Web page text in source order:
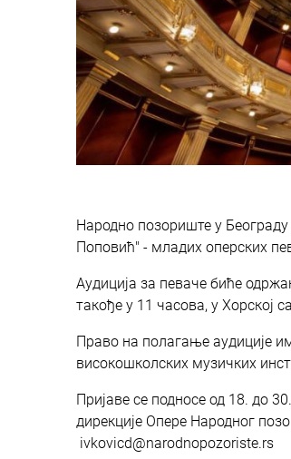
Народно позориште у Београду
Поповић" - младих оперских
Аудиција за певаче биће
такође у 11 часова, у Хорској
Право на полагање аудиције
високошколских музичких
Пријаве се подносе од 18. до
дирекције Опере Народног
ivkovicd@narodnopozoriste.rs